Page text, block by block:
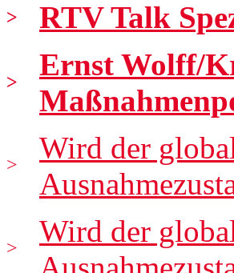
> RTV Talk
>
Ernst Wolff/
>
Wird der
>
Wird der